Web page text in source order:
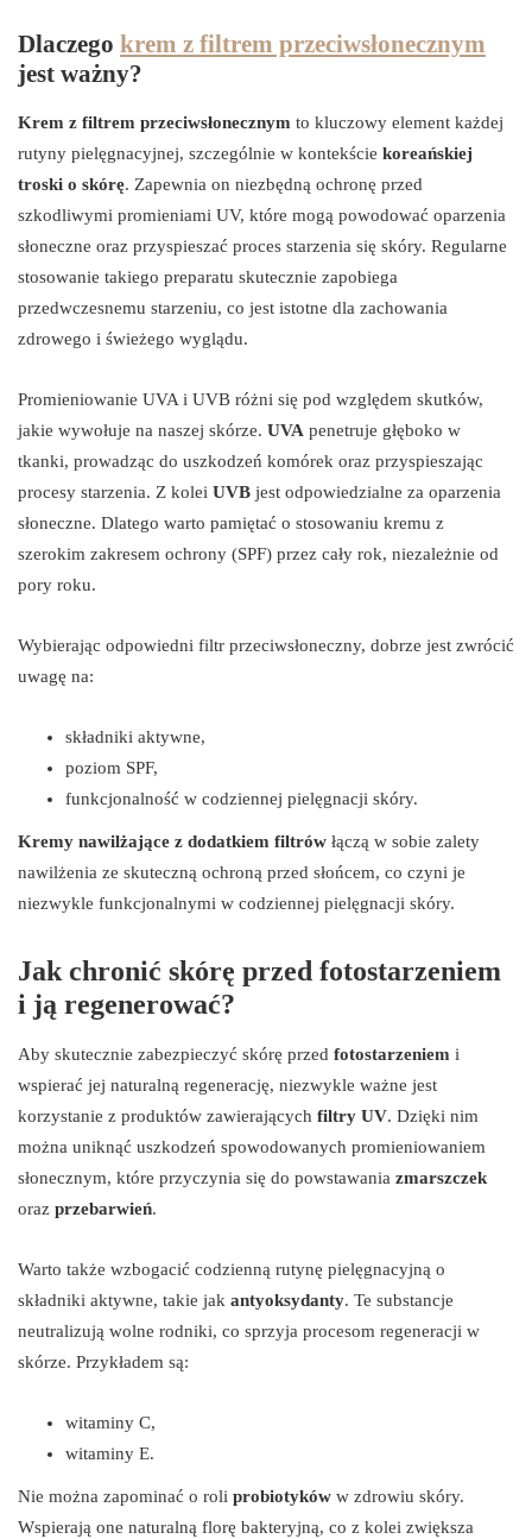
Dlaczego krem z filtrem przeciwsłonecznym
jest ważny?
Krem z filtrem przeciwsłonecznym to kluczowy element każdej
rutyny pielęgnacyjnej, szczególnie w kontekście koreańskiej
troski o skórę. Zapewnia on niezbędną ochronę przed
szkodliwymi promieniami UV, które mogą powodować oparzenia
słoneczne oraz przyspieszać proces starzenia się skóry. Regularne
stosowanie takiego preparatu skutecznie zapobiega
przedwczesnemu starzeniu, co jest istotne dla zachowania
zdrowego i świeżego wyglądu.
Promieniowanie UVA i UVB różni się pod względem skutków,
jakie wywołuje na naszej skórze. UVA penetruje głęboko w
tkanki, prowadząc do uszkodzeń komórek oraz przyspieszając
procesy starzenia. Z kolei UVB jest odpowiedzialne za oparzenia
słoneczne. Dlatego warto pamiętać o stosowaniu kremu z
szerokim zakresem ochrony (SPF) przez cały rok, niezależnie od
pory roku.
Wybierając odpowiedni filtr przeciwsłoneczny, dobrze jest zwrócić
uwagę na:
składniki aktywne,
poziom SPF,
funkcjonalność w codziennej pielęgnacji skóry.
Kremy nawilżające z dodatkiem filtrów łączą w sobie zalety
nawilżenia ze skuteczną ochroną przed słońcem, co czyni je
niezwykle funkcjonalnymi w codziennej pielęgnacji skóry.
Jak chronić skórę przed fotostarzeniem
i ją regenerować?
Aby skutecznie zabezpieczyć skórę przed fotostarzeniem i
wspierać jej naturalną regenerację, niezwykle ważne jest
korzystanie z produktów zawierających filtry UV. Dzięki nim
można uniknąć uszkodzeń spowodowanych promieniowaniem
słonecznym, które przyczynia się do powstawania zmarszczek
oraz przebarwień.
Warto także wzbogacić codzienną rutynę pielęgnacyjną o
składniki aktywne, takie jak antyoksydanty. Te substancje
neutralizują wolne rodniki, co sprzyja procesom regeneracji w
skórze. Przykładem są:
witaminy C,
witaminy E.
Nie można zapominać o roli probiotyków w zdrowiu skóry.
Wspierają one naturalną florę bakteryjną, co z kolei zwiększa